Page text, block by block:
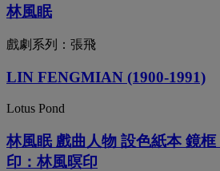
林風眠
戲劇系列：張飛
LIN FENGMIAN (1900-1991)
Lotus Pond
林風眠 戲曲人物 設色紙本 鏡
印：林風暝印